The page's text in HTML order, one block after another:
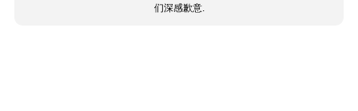
们深感歉意.